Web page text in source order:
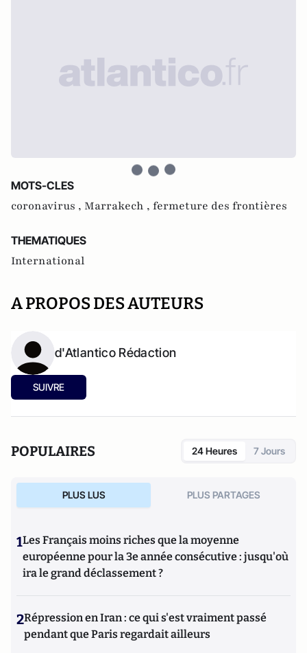
MOTS-CLES
coronavirus , Marrakech , fermeture des frontières
THEMATIQUES
International
A PROPOS DES AUTEURS
d'Atlantico Rédaction
SUIVRE
POPULAIRES 24 Heures 7 Jours
PLUS LUS PLUS PARTAGES
1Les Français moins riches que la moyenne
européenne pour la 3e année consécutive : jusqu'où
ira le grand déclassement ?
2Répression en Iran : ce qui s'est vraiment passé
pendant que Paris regardait ailleurs